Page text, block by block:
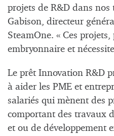
projets de R&D dans
Gabison, directeur
SteamOne. « Ces
embryonnaire et
Le prêt Innovation R&D
à aider les PME et
salariés qui mènent des
comportant des travaux
et ou de développement